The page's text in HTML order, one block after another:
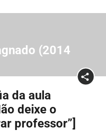
(2014
da aula
deixe o
professor”]